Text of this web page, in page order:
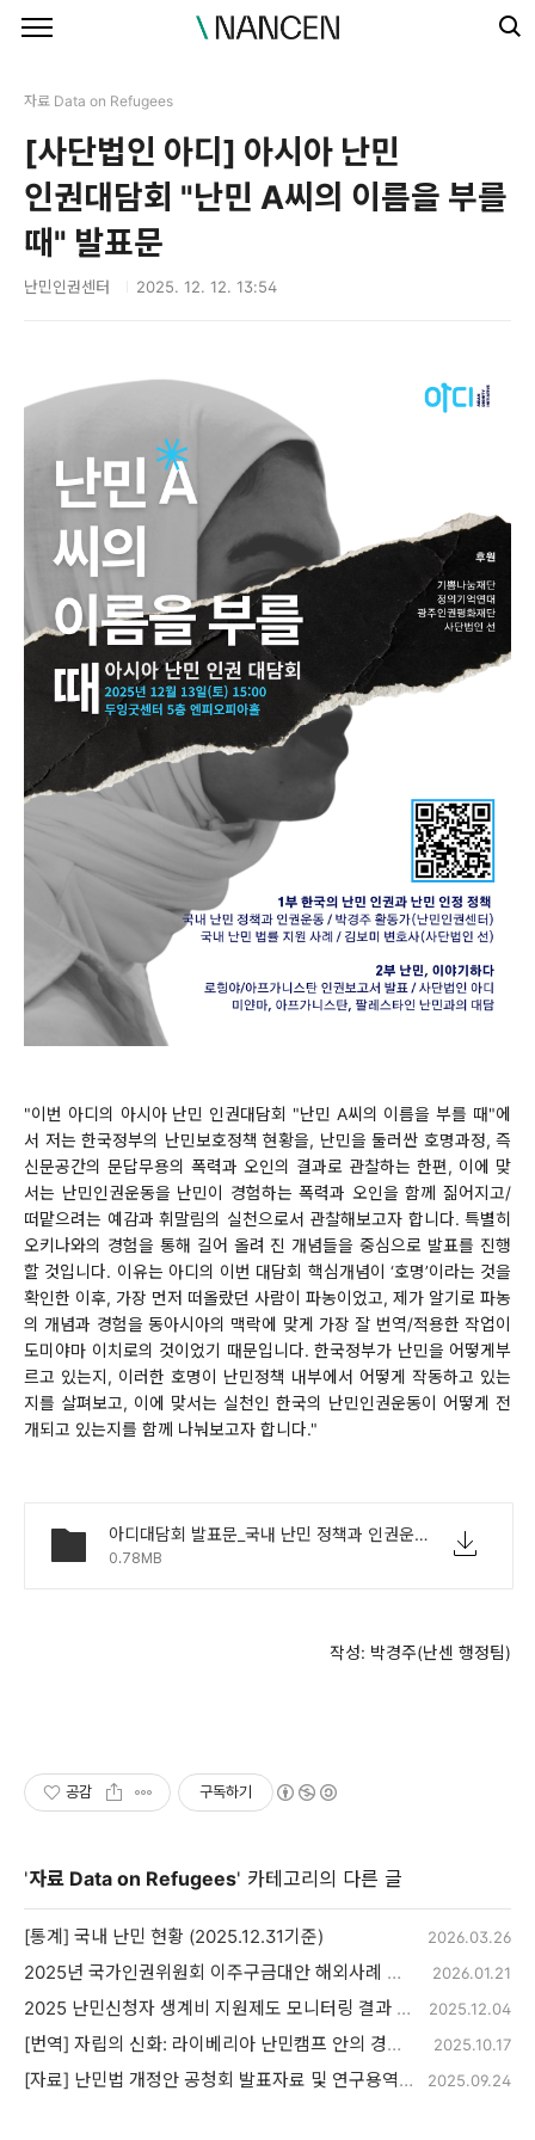
자료 Data on Refugees
[사단법인 아디] 아시아 난민
인권대담회 "난민 A씨의 이름을 부를
때" 발표문
난민인권센터 2025. 12. 12. 13:54
"이번 아디의 아시아 난민 인권대담회 "난민 A씨의 이름을 부를 때"에
서 저는 한국정부의 난민보호정책 현황을, 난민을 둘러싼 호명과정, 즉
신문공간의 문답무용의 폭력과 오인의 결과로 관찰하는 한편, 이에 맞
서는 난민인권운동을 난민이 경험하는폭력과 오인을 함께 짊어지고/
떠 맡으려는 예감과 휘말림의 실천으로서 관찰해보고자 합니다. 특별히
오키나와의 경험을 통해 길어 올려 진 개념들을 중심으로 발표를 진행
할 것입니다. 이유는 아디의 이번 대담회 핵심개념이 ‘호명’이라는 것을
확인한 이후, 가장 먼저 떠올랐던 사람이 파농이었고, 제 가 알기로 파농
의 개념과 경험을 동아시아의 맥락에 맞게 가장 잘 번역/적용한 작업이
도미야마 이치로의 것이었기 때문입니다. 한국정부가 난민을 어떻게부
르고 있는지, 이러한 호명이 난민정책 내부에서 어떻게 작동하고 있는
지를 살펴보고, 이에 맞서는 실천인 한국의 난민인권운동이 어떻게 전
개되고 있는지를 함께 나눠보고자 합니다."
아디대담회 발표문_국내 난민 정책과 인권운동_박경주.pdf
0.78MB
작성: 박경주(난센 행정팀)
공감 구독하기
'자료 Data on Refugees' 카테고리의 다른 글
[통계] 국내 난민 현황 (2025.12.31기준) 2026.03.26
2025년 국가인권위원회 이주구금대안 해외사례 모니터링 결과보고서 2026.01.21
2025 난민신청자 생계비 지원제도 모니터링 결과 보고서 2025.12.04
[번역] 자립의 신화: 라이베리아 난민캠프 안의 경제적 삶 2025.10.17
[자료] 난민법 개정안 공청회 발표자료 및 연구용역 결과보고서 정보공개 2025.09.24